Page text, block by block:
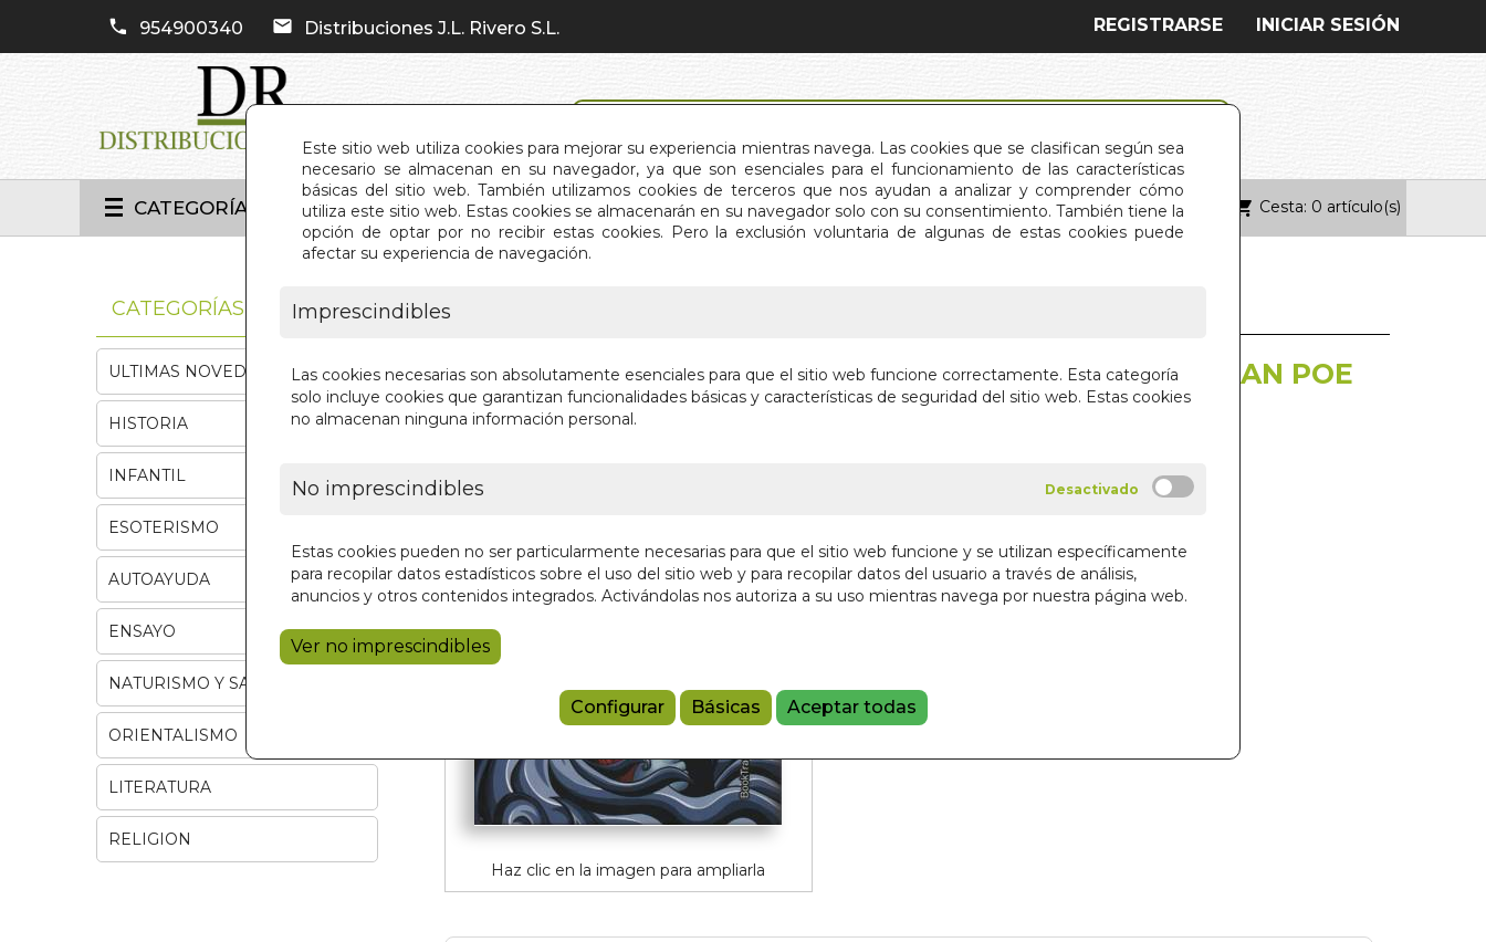
Este sitio web utiliza cookies para mejorar su experiencia mientras navega. Las cookies que se clasifican según sea
necesario se almacenan en su navegador, ya que son esenciales para el funcionamiento de las características
básicas del sitio web. También utilizamos cookies de terceros que nos ayudan a analizar y comprender cómo
utiliza este sitio web. Estas cookies se almacenarán en su navegador solo con su consentimiento. También tiene la
opción de optar por no recibir estas cookies. Pero la exclusión voluntaria de algunas de estas cookies puede
afectar su experiencia de navegación.
Imprescindibles
Las cookies necesarias son absolutamente esenciales para que el sitio web funcione correctamente. Esta categoría
solo incluye cookies que garantizan funcionalidades básicas y características de seguridad del sitio web. Estas cookies
no almacenan ninguna información personal.
No imprescindibles
Estas cookies pueden no ser particularmente necesarias para que el sitio web funcione y se utilizan específicamente
para recopilar datos estadísticos sobre el uso del sitio web y para recopilar datos del usuario a través de análisis,
anuncios y otros contenidos integrados. Activándolas nos autoriza a su uso mientras navega por nuestra página web.
Ver no imprescindibles
Configurar Básicas Aceptar todas
954900340 Distribuciones J.L. Rivero S.L. INICIAR SESIÓN
REGISTRARSE
CATEGORÍAS INICIO QUIÉNES SOMOS CONTACTO Cesta: 0 artículo(s)
Haz clic en la imagen para ampliarla
LO MEJOR DE EDGAR ALLAN POE
EDGAR ALLAN POE
Añadir a la cesta
CATEGORÍAS
ULTIMAS NOVEDADES
HISTORIA
INFANTIL
ESOTERISMO
AUTOAYUDA
ENSAYO
NATURISMO Y SALUD
ORIENTALISMO
LITERATURA
RELIGION